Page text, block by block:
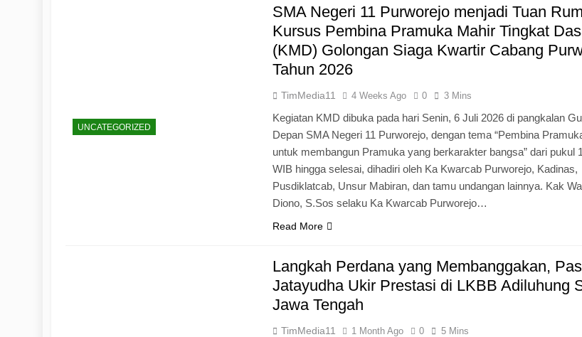
Pengabdian
UNCATEGORIZED
SMA Negeri 11 Purworejo menjadi Tuan
Kursus Pembina Pramuka Mahir Tingkat
(KMD) Golongan Siaga Kwartir Cabang
Tahun 2026
TimMedia11 4 Weeks Ago 0 3 Mins
Kegiatan KMD dibuka pada hari Senin, 6 Juli 2026 di pangkalan
Depan SMA Negeri 11 Purworejo, dengan tema “Pembina
untuk membangun Pramuka yang berkarakter bangsa” dari pukul
WIB hingga selesai, dihadiri oleh Ka Kwarcab Purworejo, Kadinas,
Pusdiklatcab, Unsur Mabiran, dan tamu undangan lainnya. Kak
Diono, S.Sos selaku Ka Kwarcab Purworejo…
Read More
Langkah Perdana yang Membanggakan,
Jatayudha Ukir Prestasi di LKBB Adiluhung
Jawa Tengah
TimMedia11 1 Month Ago 0 5 Mins